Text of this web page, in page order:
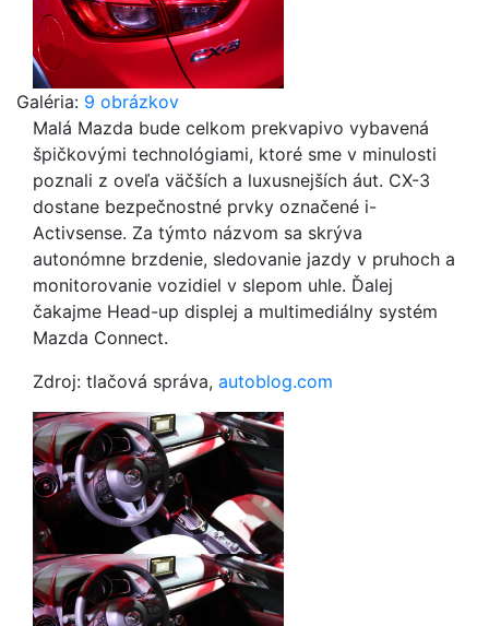
Galéria: 9 obrázkov
Malá Mazda bude celkom prekvapivo vybavená
špičkovými technológiami, ktoré sme v minulosti
poznali z oveľa väčších a luxusnejších áut. CX-3
dostane bezpečnostné prvky označené i-
Activsense. Za týmto názvom sa skrýva
autonómne brzdenie, sledovanie jazdy v pruhoch a
monitorovanie vozidiel v slepom uhle. Ďalej
čakajme Head-up displej a multimediálny systém
Mazda Connect.
Zdroj: tlačová správa, autoblog.com